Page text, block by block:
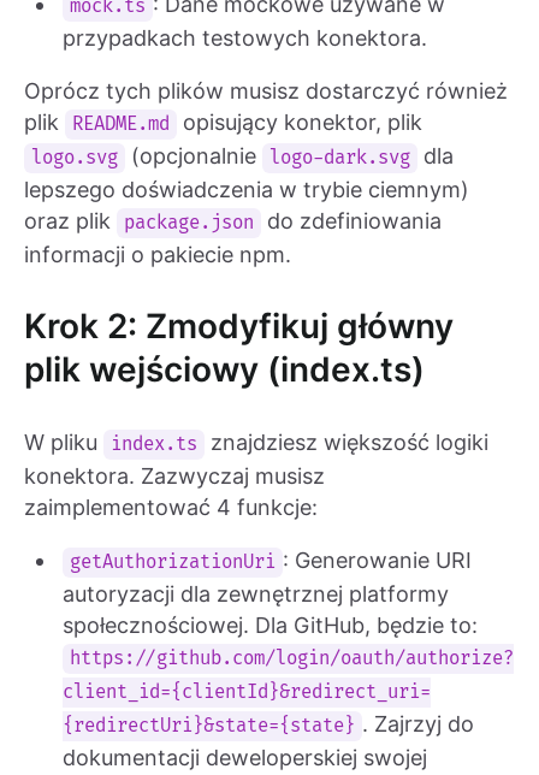
mock.ts
przypadkach testowych konektora.
Oprócz tych plików musisz dostarczyć również
plik
README.md opisujący konektor, plik
logo.svg (opcjonalnie logo-dark.svg
dla
lepszego doświadczenia w trybie ciemnym)
oraz plik
package.json
do zdefiniowania
informacji o pakiecie npm.
Krok 2: Zmodyfikuj główny
plik wejściowy (index.ts)
W pliku index.ts
znajdziesz większość logiki
konektora. Zazwyczaj musisz
zaimplementować 4 funkcje:
getAuthorizationUri : Generowanie URI
autoryzacji dla zewnętrznej platformy
społecznościowej. Dla GitHub, będzie to:
https://github.com/login/oauth/authorize?
client_id={clientId}&redirect_uri=
{redirectUri}&state={state} . Zajrzyj do
dokumentacji deweloperskiej swojej